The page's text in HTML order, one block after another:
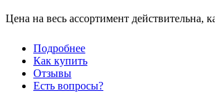
Цена на весь ассортимент действительна,
Подробнее
Как купить
Отзывы
Есть вопросы?